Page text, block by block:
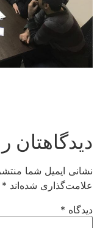
دیدگاهتان
نشانی ایمیل شما
علامت‌گذاری شده‌اند *
دیدگاه *